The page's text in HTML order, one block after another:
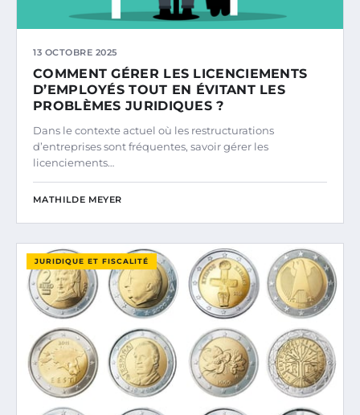
13 OCTOBRE 2025
COMMENT GÉRER LES LICENCIEMENTS
D’EMPLOYÉS TOUT EN ÉVITANT LES
PROBLÈMES JURIDIQUES ?
Dans le contexte actuel où les restructurations
d’entreprises sont fréquentes, savoir gérer les
licenciements…
MATHILDE MEYER
JURIDIQUE ET FISCALITÉ